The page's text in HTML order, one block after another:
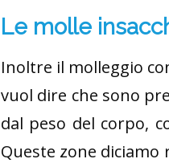
Le molle
Inoltre il molleggio
vuol dire che sono
dal peso del corpo,
Queste zone